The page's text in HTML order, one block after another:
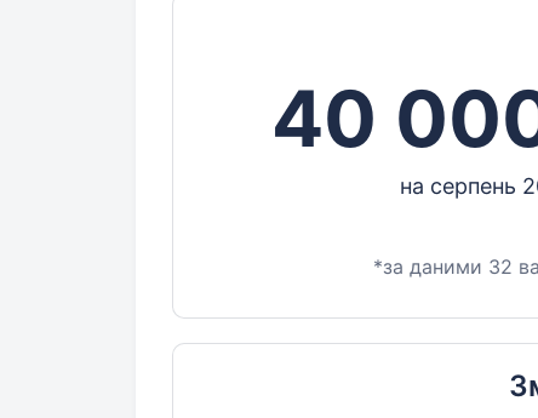
40
на серпень
*за даними 32